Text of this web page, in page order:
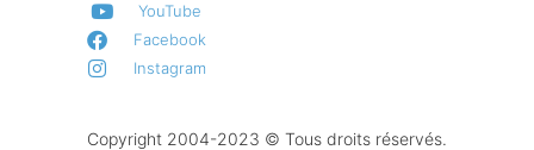
YouTube
Facebook
Instagram
Copyright 2004-2023 © Tous droits réservés.